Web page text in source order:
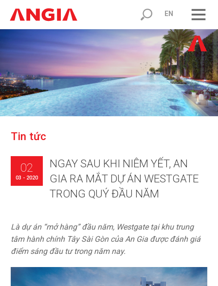
EN
Tin tức
NGAY SAU KHI NIÊM YẾT, AN
GIA RA MẮT DỰ ÁN WESTGATE
TRONG QUÝ ĐẦU NĂM
02
03 - 2020
Là dự án “mở hàng” đầu năm, Westgate tại khu trung
tâm hành chính Tây Sài Gòn của An Gia được đánh giá
điểm sáng đầu tư trong năm nay.